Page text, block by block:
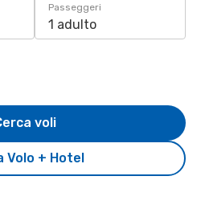
Passeggeri
1 adulto
Volo + Hotel
voli